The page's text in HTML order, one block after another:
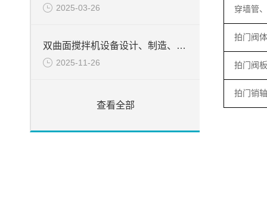
2025-03-26
双曲面搅拌机设备设计、制造、检验所遵循的目录
2025-11-26
查看全部
穿墙管
拍门阀体
拍门阀板
拍门销轴